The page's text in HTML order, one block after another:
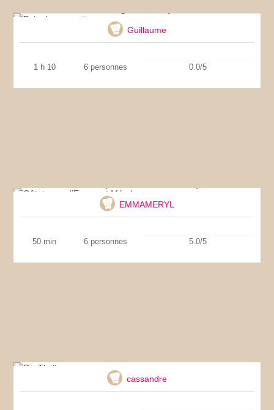
Guillaume
1 h 10 6 personnes 0.0/5
EMMAMERYL
50 min 6 personnes 5.0/5
cassandre